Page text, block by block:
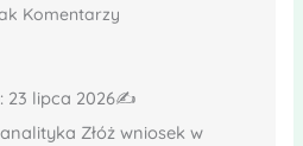
Komentarzy
23 lipca 2026✍️
Złóż wniosek w